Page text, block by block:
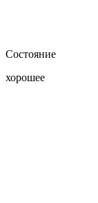
Состояние
хорошее